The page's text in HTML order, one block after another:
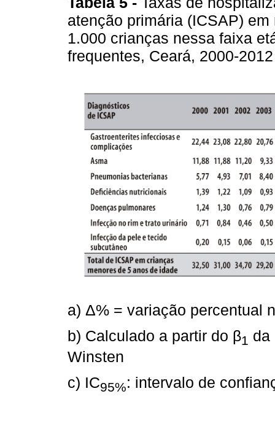
atenção primária (ICSAP)
1.000 crianças nessa faixa
frequentes, Ceará, 2000-
a) Δ% = variação percentual
b) Calculado a partir do β1 da
Winsten
c) IC95%: intervalo de